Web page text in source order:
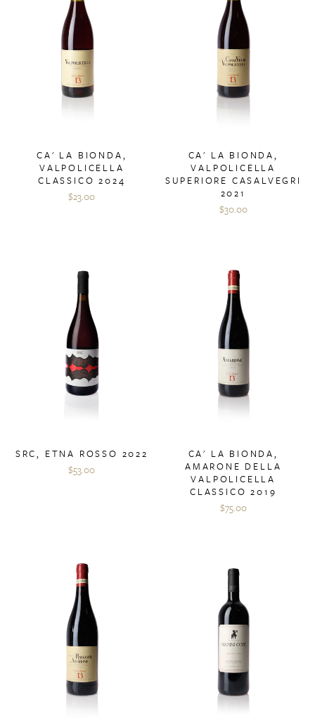
CA' LA BIONDA,
VALPOLICELLA
CLASSICO 2024
$23.00
CA' LA BIONDA,
VALPOLICELLA
SUPERIORE CASALVEGRI
2021
$30.00
SRC, ETNA ROSSO 2022
$53.00
CA' LA BIONDA,
AMARONE DELLA
VALPOLICELLA
CLASSICO 2019
$75.00